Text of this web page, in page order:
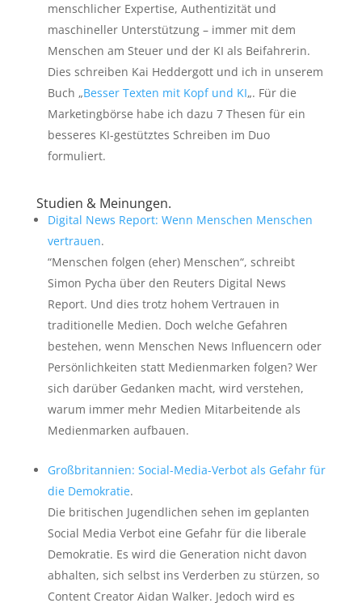
menschlicher Expertise, Authentizität und
maschineller Unterstützung – immer mit dem
Menschen am Steuer und der KI als Beifahrerin.
Dies schreiben Kai Heddergott und ich in unserem
Buch „Besser Texten mit Kopf und KI„. Für die
Marketingbörse habe ich dazu 7 Thesen für ein
besseres KI-gestütztes Schreiben im Duo
formuliert.
Studien & Meinungen.
Digital News Report: Wenn Menschen Menschen
vertrauen.
“Menschen folgen (eher) Menschen“, schreibt
Simon Pycha über den Reuters Digital News
Report. Und dies trotz hohem Vertrauen in
traditionelle Medien. Doch welche Gefahren
bestehen, wenn Menschen News Influencern oder
Persönlichkeiten statt Medienmarken folgen? Wer
sich darüber Gedanken macht, wird verstehen,
warum immer mehr Medien Mitarbeitende als
Medienmarken aufbauen.
Großbritannien: Social-Media-Verbot als Gefahr für
die Demokratie.
Die britischen Jugendlichen sehen im geplanten
Social Media Verbot eine Gefahr für die liberale
Demokratie. Es wird die Generation nicht davon
abhalten, sich selbst ins Verderben zu stürzen, so
Content Creator Aidan Walker. Jedoch wird es